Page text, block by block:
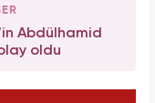
Abdülhamid
oldu